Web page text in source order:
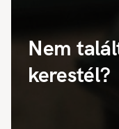
Nem
kerestél?